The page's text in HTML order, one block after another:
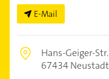
E-Mail
Hans-Geiger-
67434